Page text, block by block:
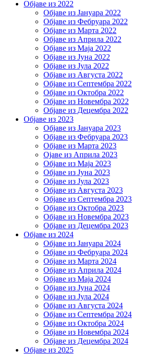
Објаве из 2022
Објаве из Јануара 2022
Објаве из Фебруара 2022
Објаве из Марта 2022
Објаве из Априла 2022
Објаве из Маја 2022
Објаве из Јуна 2022
Објаве из Јула 2022
Објаве из Августа 2022
Објаве из Септембра 2022
Објаве из Октобра 2022
Објаве из Новембра 2022
Објаве из Децембра 2022
Објаве из 2023
Објаве из Јануара 2023
Објаве из Фебруара 2023
Објаве из Марта 2023
Ојаве из Априла 2023
Објаве из Маја 2023
Објаве из Јуна 2023
Објаве из Јула 2023
Објаве из Августа 2023
Објаве из Септембра 2023
Објаве из Октобра 2023
Објаве из Новембра 2023
Објаве из Децембра 2023
Објаве из 2024
Објаве из Јануара 2024
Објаве из Фебруара 2024
Објаве из Марта 2024
Објаве из Априла 2024
Објаве из Маја 2024
Објаве из Јуна 2024
Објаве из Јула 2024
Објаве из Августа 2024
Објаве из Септембра 2024
Објаве из Октобра 2024
Објаве из Новембра 2024
Објаве из Децембра 2024
Објаве из 2025